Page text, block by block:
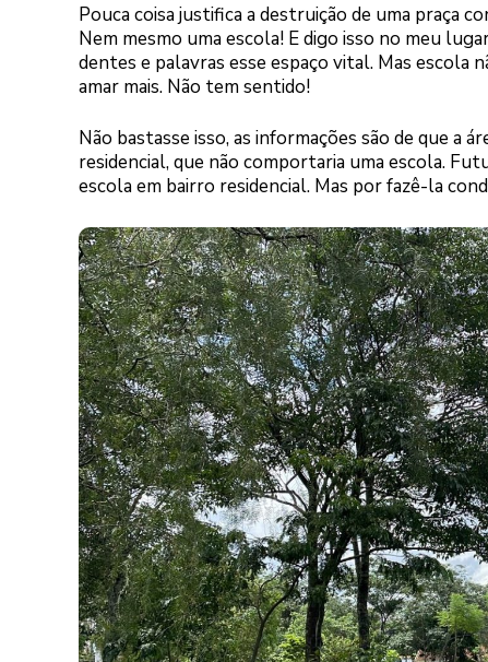
Pouca coisa justifica a destruição de uma praça
Nem mesmo uma escola! E digo isso no meu
dentes e palavras esse espaço vital. Mas escola
amar mais. Não tem sentido!
Não bastasse isso, as informações são de que a
residencial, que não comportaria uma escola.
escola em bairro residencial. Mas por fazê-la